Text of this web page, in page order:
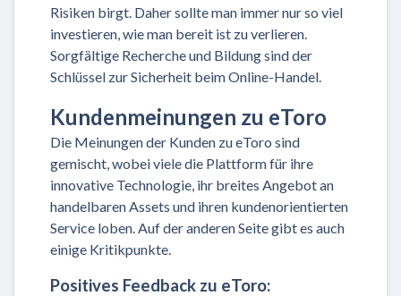
Risiken birgt. Daher sollte man immer nur so viel
investieren, wie man bereit ist zu verlieren.
Sorgfältige Recherche und Bildung sind der
Schlüssel zur Sicherheit beim Online-Handel.
Kundenmeinungen zu eToro
Die Meinungen der Kunden zu eToro sind
gemischt, wobei viele die Plattform für ihre
innovative Technologie, ihr breites Angebot an
handelbaren Assets und ihren kundenorientierten
Service loben. Auf der anderen Seite gibt es auch
einige Kritikpunkte.
Positives Feedback zu eToro: